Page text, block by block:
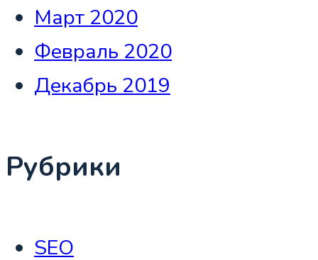
Март 2020
Февраль 2020
Декабрь 2019
Рубрики
SEO